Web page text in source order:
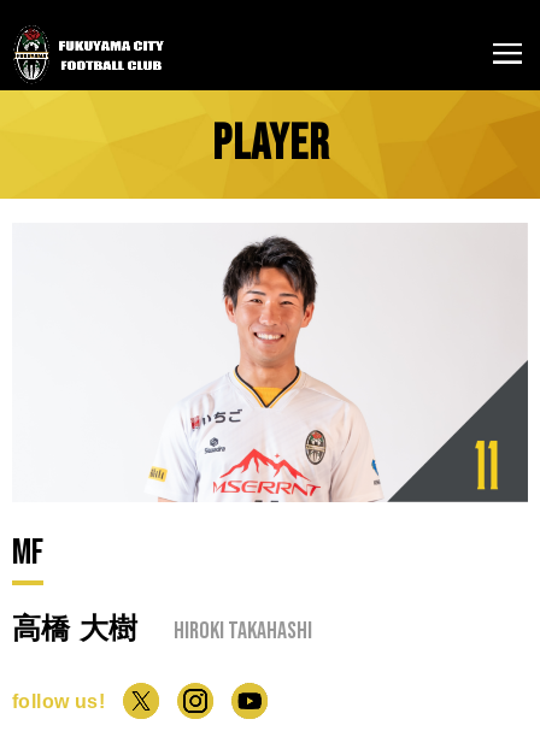
PLAYER
MF
高橋 大樹 Hiroki Takahashi
follow us!